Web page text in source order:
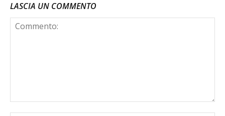
LASCIA UN COMMENTO